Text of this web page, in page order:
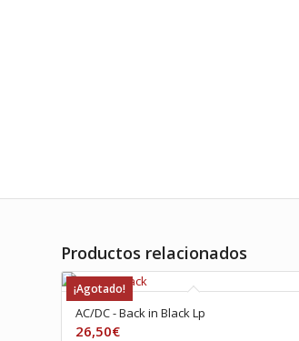
Productos relacionados
¡Agotado!
AC/DC ‎- Back in Black Lp
26,50€